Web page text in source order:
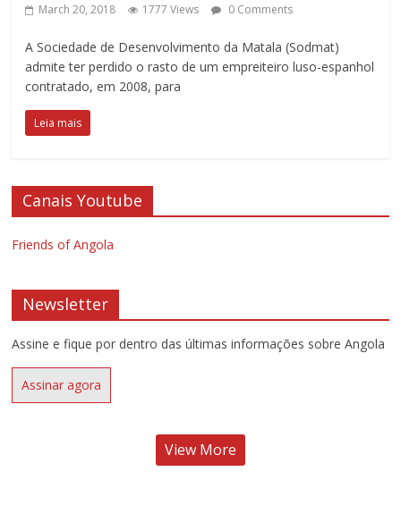
March 20, 2018 1777 Views 0 Comments
A Sociedade de Desenvolvimento da Matala (Sodmat)
admite ter perdido o rasto de um empreiteiro luso-espanhol
contratado, em 2008, para
Leia mais
Canais Youtube
Friends of Angola
Newsletter
Assine e fique por dentro das últimas informações sobre Angola
Assinar agora
View More